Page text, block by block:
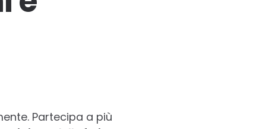
Partecipa a più